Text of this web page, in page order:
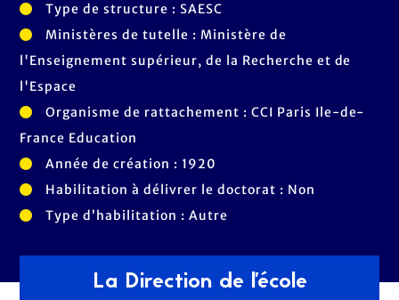
Type de structure : SAESC
Ministères de tutelle : Ministère de
l'Enseignement supérieur, de la Recherche et de
l'Espace
Organisme de rattachement : CCI Paris Ile-de-
France Education
Année de création : 1920
Habilitation à délivrer le doctorat : Non
Type d’habilitation : Autre
La Direction de l'école